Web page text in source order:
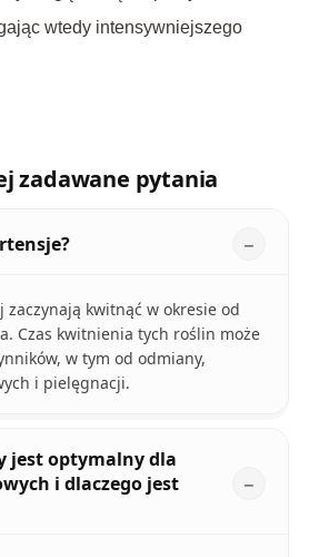
wtedy intensywniejszego
zadawane pytania
zaczynają kwitnąć w okresie od
Czas kwitnienia tych roślin może
w tym od odmiany,
i pielęgnacji.
jest optymalny dla
i dlaczego jest